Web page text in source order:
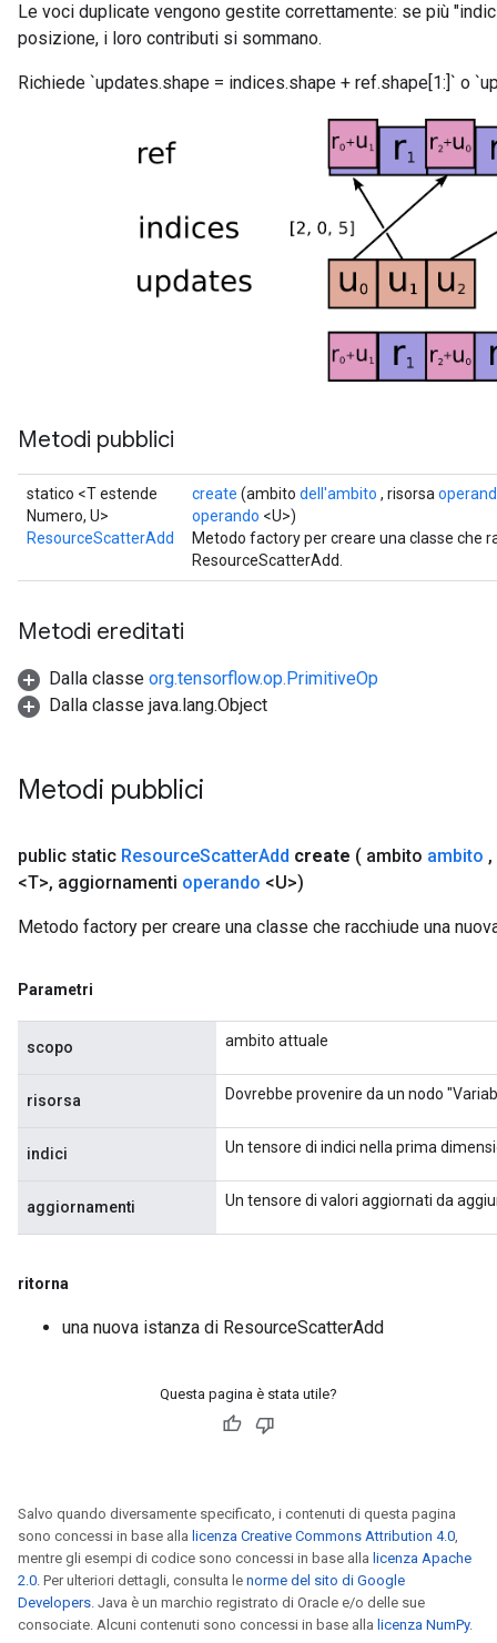
Le voci duplicate vengono gestite correttamente: se più
posizione, i loro contributi si sommano.
Richiede `updates.shape = indices.shape + ref.shape[1:]` o
Metodi pubblici
statico <T estende
Numero, U>
ResourceScatterAdd
create (ambito dell'ambito , risorsa
operando <U>)
Metodo factory per creare una classe che
ResourceScatterAdd.
Metodi ereditati
Dalla classe org.tensorflow.op.PrimitiveOp
Dalla classe java.lang.Object
Metodi pubblici
public static ResourceScatterAdd create ( ambito ambito ,
<T>, aggiornamenti operando <U>)
Metodo factory per creare una classe che racchiude una
Parametri
scopo ambito attuale
risorsa Dovrebbe provenire da un nodo
indici Un tensore di indici nella prima
aggiornamenti Un tensore di valori aggiornati da
ritorna
una nuova istanza di ResourceScatterAdd
Questa pagina è stata utile?
Salvo quando diversamente specificato, i contenuti di questa pagina
sono concessi in base alla licenza Creative Commons Attribution 4.0,
mentre gli esempi di codice sono concessi in base alla licenza Apache
2.0. Per ulteriori dettagli, consulta le norme del sito di Google
Developers. Java è un marchio registrato di Oracle e/o delle sue
consociate. Alcuni contenuti sono concessi in base alla licenza NumPy.